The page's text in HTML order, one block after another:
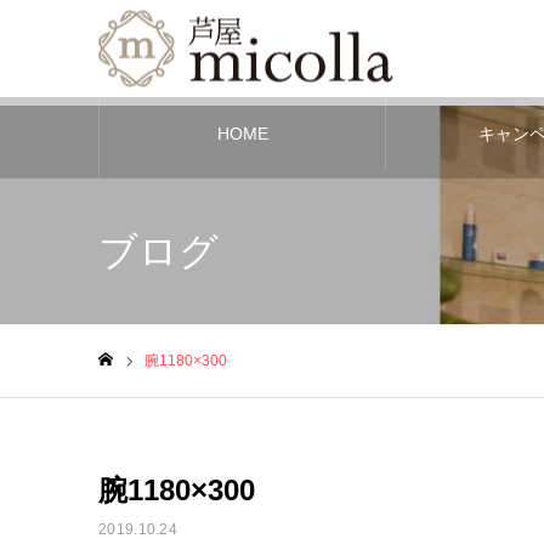
HOME キャン
ブログ
腕1180×300
腕1180×300
2019.10.24